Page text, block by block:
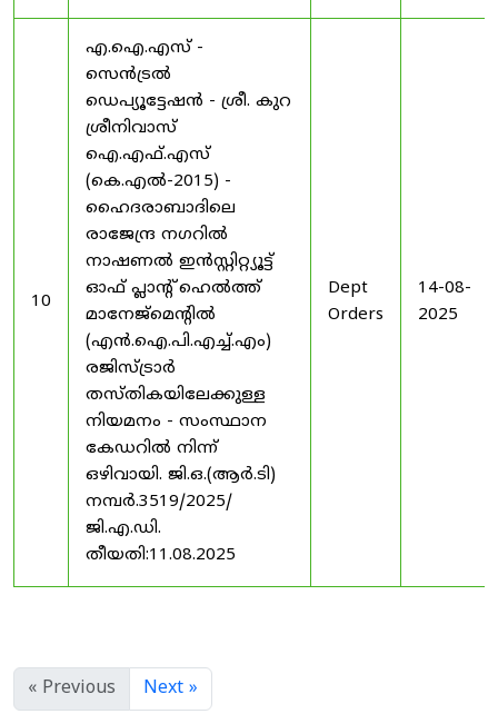
10
എ.ഐ.എസ് -
സെൻട്രൽ
ഡെപ്യൂട്ടേഷൻ - ശ്രീ. കുറ
ശ്രീനിവാസ്
ഐ.എഫ്.എസ്
(കെ.എൽ-2015) -
ഹൈദരാബാദിലെ
രാജേന്ദ്ര നഗറിൽ
നാഷണൽ ഇൻസ്റ്റിറ്റ്യൂട്ട്
ഓഫ് പ്ലാന്റ് ഹെൽത്ത്
മാനേജ്‌മെന്റിൽ
(എൻ.ഐ.പി.എച്ച്.എം)
രജിസ്ട്രാർ
തസ്തികയിലേക്കുള്ള
നിയമനം - സംസ്ഥാന
കേഡറിൽ നിന്ന്
ഒഴിവായി. ജി.ഒ.(ആർ.ടി)
നമ്പർ.3519/2025/
ജി.എ.ഡി.
തീയതി:11.08.2025
Dept
Orders
14-08-
2025
« Previous Next »